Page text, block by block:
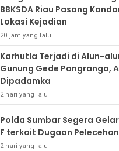
BBKSDA Riau Pasang
Lokasi Kejadian
20 jam yang lalu
Karhutla Terjadi di Alun-
Gunung Gede Pangrango,
Dipadamka
2 hari yang lalu
Polda Sumbar Segera Gelar
F terkait Dugaan
2 hari yang lalu